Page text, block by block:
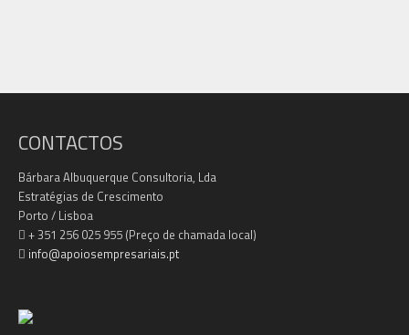
CONTACTOS
Bárbara Albuquerque Consultoria, Lda
Estratégias de Crescimento
Porto / Lisboa
+ 351 256 025 955 (Preço de chamada local)
info@apoiosempresariais.pt